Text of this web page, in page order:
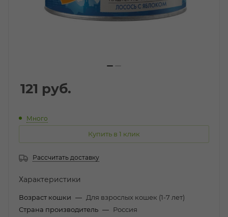
121 руб.
Много
Купить в 1 клик
Рассчитать доставку
Характеристики
Возраст кошки — Для взрослых кошек (1-7 лет)
Страна производитель — Россия